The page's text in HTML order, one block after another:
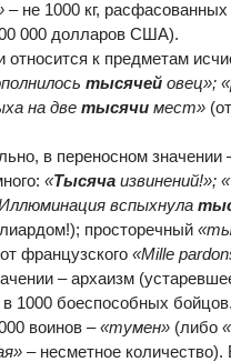
– не 1000 кг,
000 долларов США).
относится к предметам
тысячей овец»;
на две тысячи мест»
в переносном
«Тысяча извинений!»; «
вспыхнула
просторечный
французского «Mille
– архаизм
1000 боеспособных
воинов –«тумен» (либо
– несметное количество).